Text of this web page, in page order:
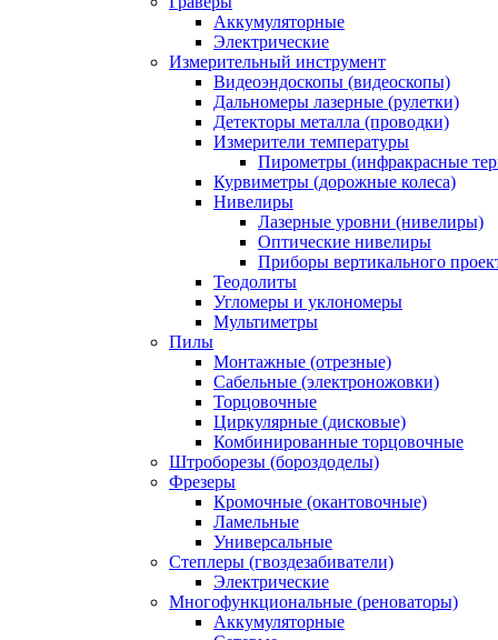
Аккумуляторные
Электрические
Измерительный инструмент
Видеоэндоскопы (видеоскопы)
Дальномеры лазерные (рулетки)
Детекторы металла (проводки)
Измерители температуры
Пирометры (инфракрасные
Курвиметры (дорожные колеса)
Нивелиры
Лазерные уровни (нивелиры)
Оптические нивелиры
Приборы вертикального
Теодолиты
Угломеры и уклономеры
Мультиметры
Пилы
Монтажные (отрезные)
Сабельные (электроножовки)
Торцовочные
Циркулярные (дисковые)
Комбинированные торцовочные
Штроборезы (бороздоделы)
Фрезеры
Кромочные (окантовочные)
Ламельные
Универсальные
Степлеры (гвоздезабиватели)
Электрические
Многофункциональные (реноваторы)
Аккумуляторные